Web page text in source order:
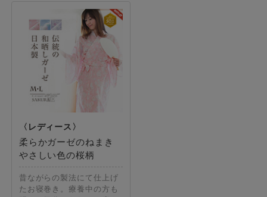
柔らかガーゼのねまき
やさしい色の桜柄
昔ながらの製法にて仕上げ
たお寝巻き。療養中の方も